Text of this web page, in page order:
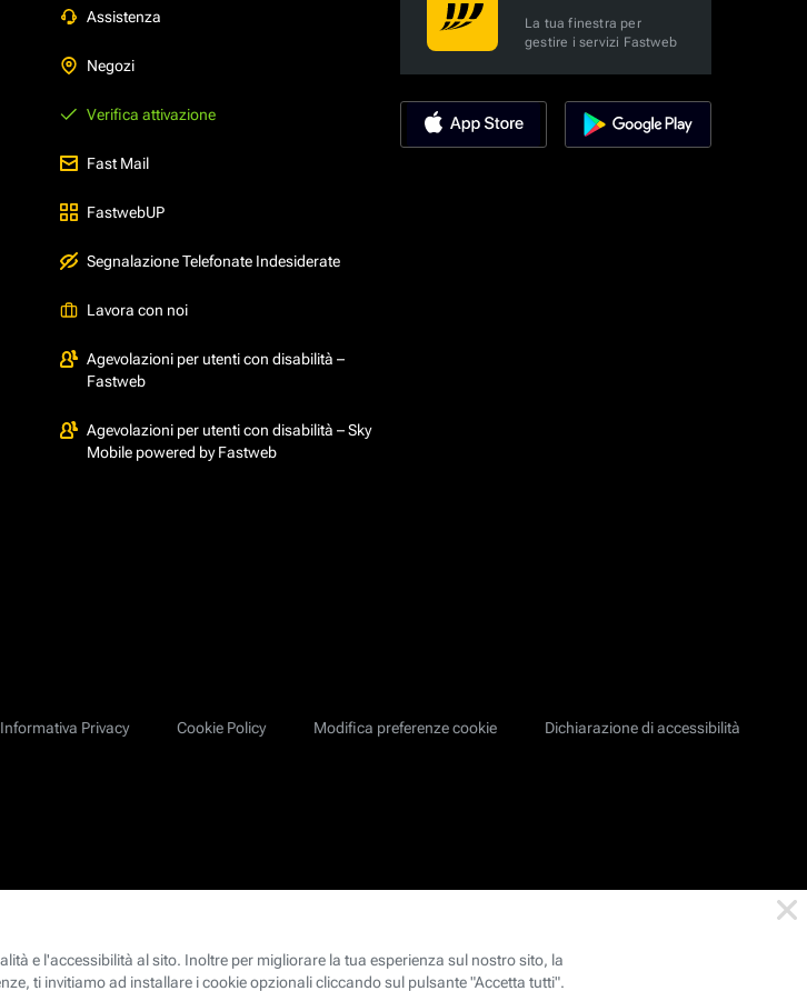
Assistenza
Negozi
Verifica attivazione
Fast Mail
FastwebUP
Segnalazione Telefonate Indesiderate
Lavora con noi
Agevolazioni per utenti con disabilità –
Fastweb
Agevolazioni per utenti con disabilità – Sky
Mobile powered by Fastweb
La tua finestra per
gestire i servizi Fastweb
Informativa Privacy
Cookie Policy Modifica preferenze cookie Dichiarazione di accessibilità